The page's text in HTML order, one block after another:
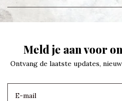
Meld je aan voor
Ontvang de laatste updates,